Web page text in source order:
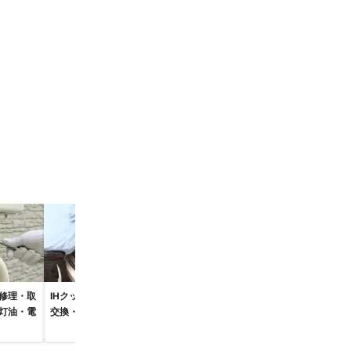
理・取
油・電
IHクッキングヒーターの
交換・修理・取り付け